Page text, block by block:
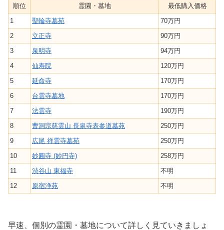
順位 霊園・墓地
最低購入価格
1
聖輪寺墓苑
70万円
2
立正寺
90万円
3
泉明寺
94万円
4
仙寿院
120万円
5
延命寺
170万円
6
台雲寺墓地
170万円
7
法雲寺
190万円
8
曹洞宗慈雲山 長泉寺表参道墓苑
250万円
9
広尾 祥雲寺墓苑
250万円
10
妙圓寺 (妙円寺)
258万円
11
渋谷山 東福寺
不明
12
原宿浄苑 不明
早速、個別の霊園・墓地について詳しく見ていきましょ